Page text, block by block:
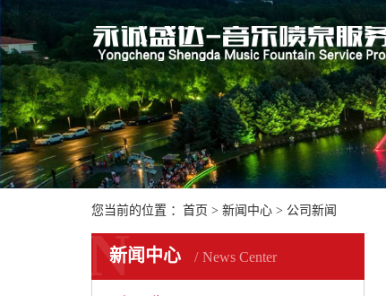
您当前的位置 ： 首页 > 新闻中心 > 公司新闻
新闻中心 News Center
N